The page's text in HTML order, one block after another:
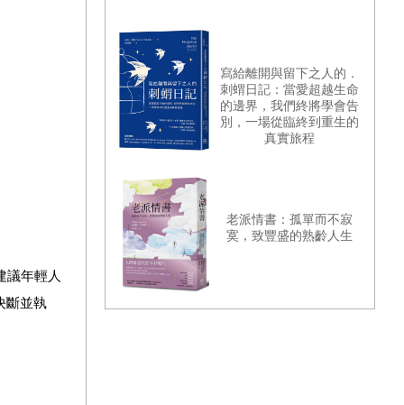
議年輕人
斷並執
寫給離開與留下之人的．
刺蝟日記：當愛超越生命
的邊界，我們終將學會告
別，一場從臨終到重生的
真實旅程
老派情書：孤單而不寂
寞，致豐盛的熟齡人生